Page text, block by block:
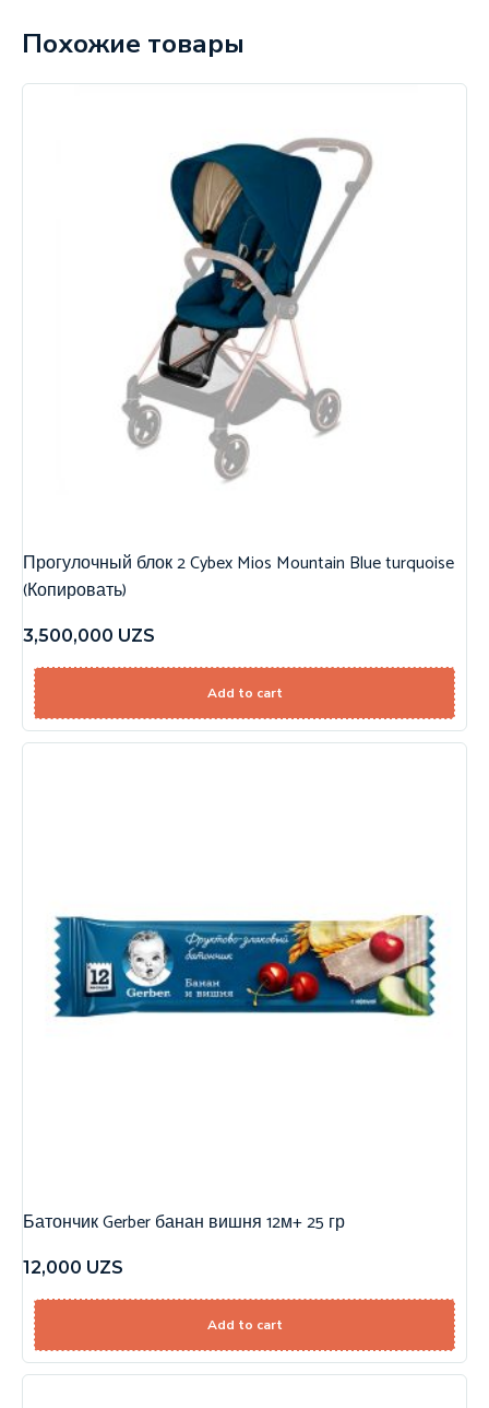
Похожие товары
Прогулочный блок 2 Cybex Mios Mountain Blue turquoise
(Копировать)
3,500,000 UZS
Add to cart
Батончик Gerber банан вишня 12м+ 25 гр
12,000 UZS
Add to cart